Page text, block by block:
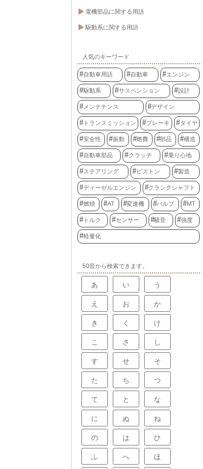
電機部品に関する用語
駆動系に関する用語
人気のキーワード
自動車用語 自動車 エンジン
駆動系 サスペンション 設計
メンテナンス デザイン
トランスミッション ブレーキ タイヤ
安全性 振動 燃費 部品 構造
自動車部品 クラッチ 乗り心地
ステアリング ピストン 製造
ディーゼルエンジン クランクシャフト
燃焼 AT 変速機 バルブ MT
トルク センサー 騒音 強度
軽量化
50音から検索できます。
あ い う
え お か
き く け
こ さ し
す せ そ
た ち つ
て と な
に ぬ ね
の は ひ
ふ へ ほ